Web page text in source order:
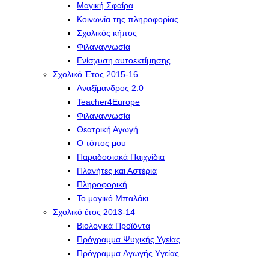
Μαγική Σφαίρα
Kοινωνία της πληροφορίας
Σχολικός κήπος
Φιλαναγνωσία
Eνίσχυση αυτοεκτίμησης
Σχολικό Έτος 2015-16
Αναξίμανδρος 2.0
Teacher4Europe
Φιλαναγνωσία
Θεατρική Αγωγή
Ο τόπος μου
Παραδοσιακά Παιχνίδια
Πλανήτες και Αστέρια
Πληροφορική
Το μαγικό Μπαλάκι
Σχολικό έτος 2013-14
Βιολογικά Προϊόντα
Πρόγραμμα Ψυχικής Υγείας
Πρόγραμμα Aγωγής Yγείας